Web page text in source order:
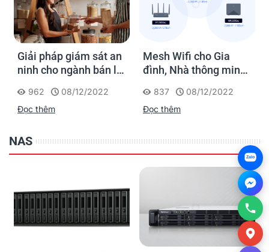
Giải pháp giám sát an
ninh cho ngành bán lẻ
962
08/12/2022
Đọc thêm
Mesh Wifi cho Gia
đình, Nhà thông minh
phòng nhỏ
837
08/12/2022
Đọc thêm
NAS
Zalo